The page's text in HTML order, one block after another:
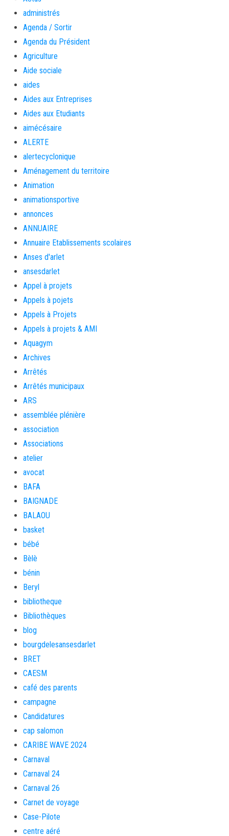
administrés
Agenda / Sortir
Agenda du Président
Agriculture
Aide sociale
aides
Aides aux Entreprises
Aides aux Etudiants
aimécésaire
ALERTE
alertecyclonique
Aménagement du territoire
Animation
animationsportive
annonces
ANNUAIRE
Annuaire Etablissements scolaires
Anses d'arlet
ansesdarlet
Appel à projets
Appels à pojets
Appels à Projets
Appels à projets & AMI
Aquagym
Archives
Arrêtés
Arrêtés municipaux
ARS
assemblée plénière
association
Associations
atelier
avocat
BAFA
BAIGNADE
BALAOU
basket
bébé
Bèlè
bénin
Beryl
bibliotheque
Bibliothèques
blog
bourgdelesansesdarlet
BRET
CAESM
café des parents
campagne
Candidatures
cap salomon
CARIBE WAVE 2024
Carnaval
Carnaval 24
Carnaval 26
Carnet de voyage
Case-Pilote
centre aéré